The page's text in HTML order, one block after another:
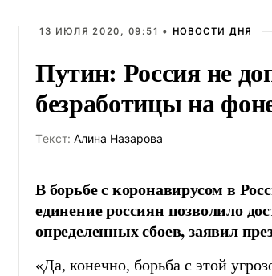
13 ИЮЛЯ 2020, 09:51 • НОВОСТИ ДНЯ
Путин: Россия не
безработицы на
Tекст: Алина Назарова
В борьбе с коронавирусом в
единение россиян позволило
определенных сбоев, заявил
«Да, конечно, борьба с этой